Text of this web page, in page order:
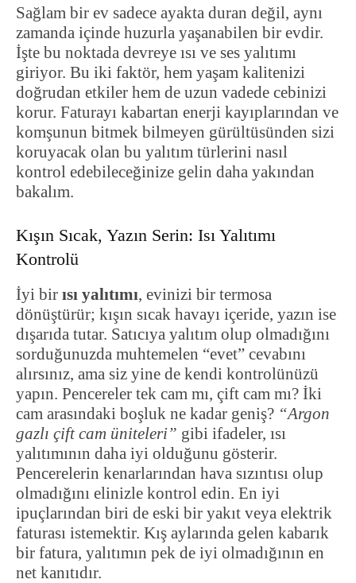
Sağlam bir ev sadece ayakta duran değil, aynı
zamanda içinde huzurla yaşanabilen bir evdir.
İşte bu noktada devreye ısı ve ses yalıtımı
giriyor. Bu iki faktör, hem yaşam kalitenizi
doğrudan etkiler hem de uzun vadede cebinizi
korur. Faturayı kabartan enerji kayıplarından ve
komşunun bitmek bilmeyen gürültüsünden sizi
koruyacak olan bu yalıtım türlerini nasıl
kontrol edebileceğinize gelin daha yakından
bakalım.
Kışın Sıcak, Yazın Serin: Isı Yalıtımı
Kontrolü
İyi bir ısı yalıtımı, evinizi bir termosa
dönüştürür; kışın sıcak havayı içeride, yazın ise
dışarıda tutar. Satıcıya yalıtım olup olmadığını
sorduğunuzda muhtemelen “evet” cevabını
alırsınız, ama siz yine de kendi kontrolünüzü
yapın. Pencereler tek cam mı, çift cam mı? İki
cam arasındaki boşluk ne kadar geniş? “Argon
gazlı çift cam üniteleri” gibi ifadeler, ısı
yalıtımının daha iyi olduğunu gösterir.
Pencerelerin kenarlarından hava sızıntısı olup
olmadığını elinizle kontrol edin. En iyi
ipuçlarından biri de eski bir yakıt veya elektrik
faturası istemektir. Kış aylarında gelen kabarık
bir fatura, yalıtımın pek de iyi olmadığının en
net kanıtıdır.